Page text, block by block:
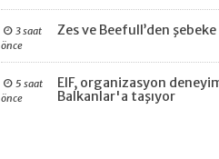
3 saat
önce
Zes ve Beefull’den
5 saat
önce
EIF, organizasyon
Balkanlar'a taşıyor